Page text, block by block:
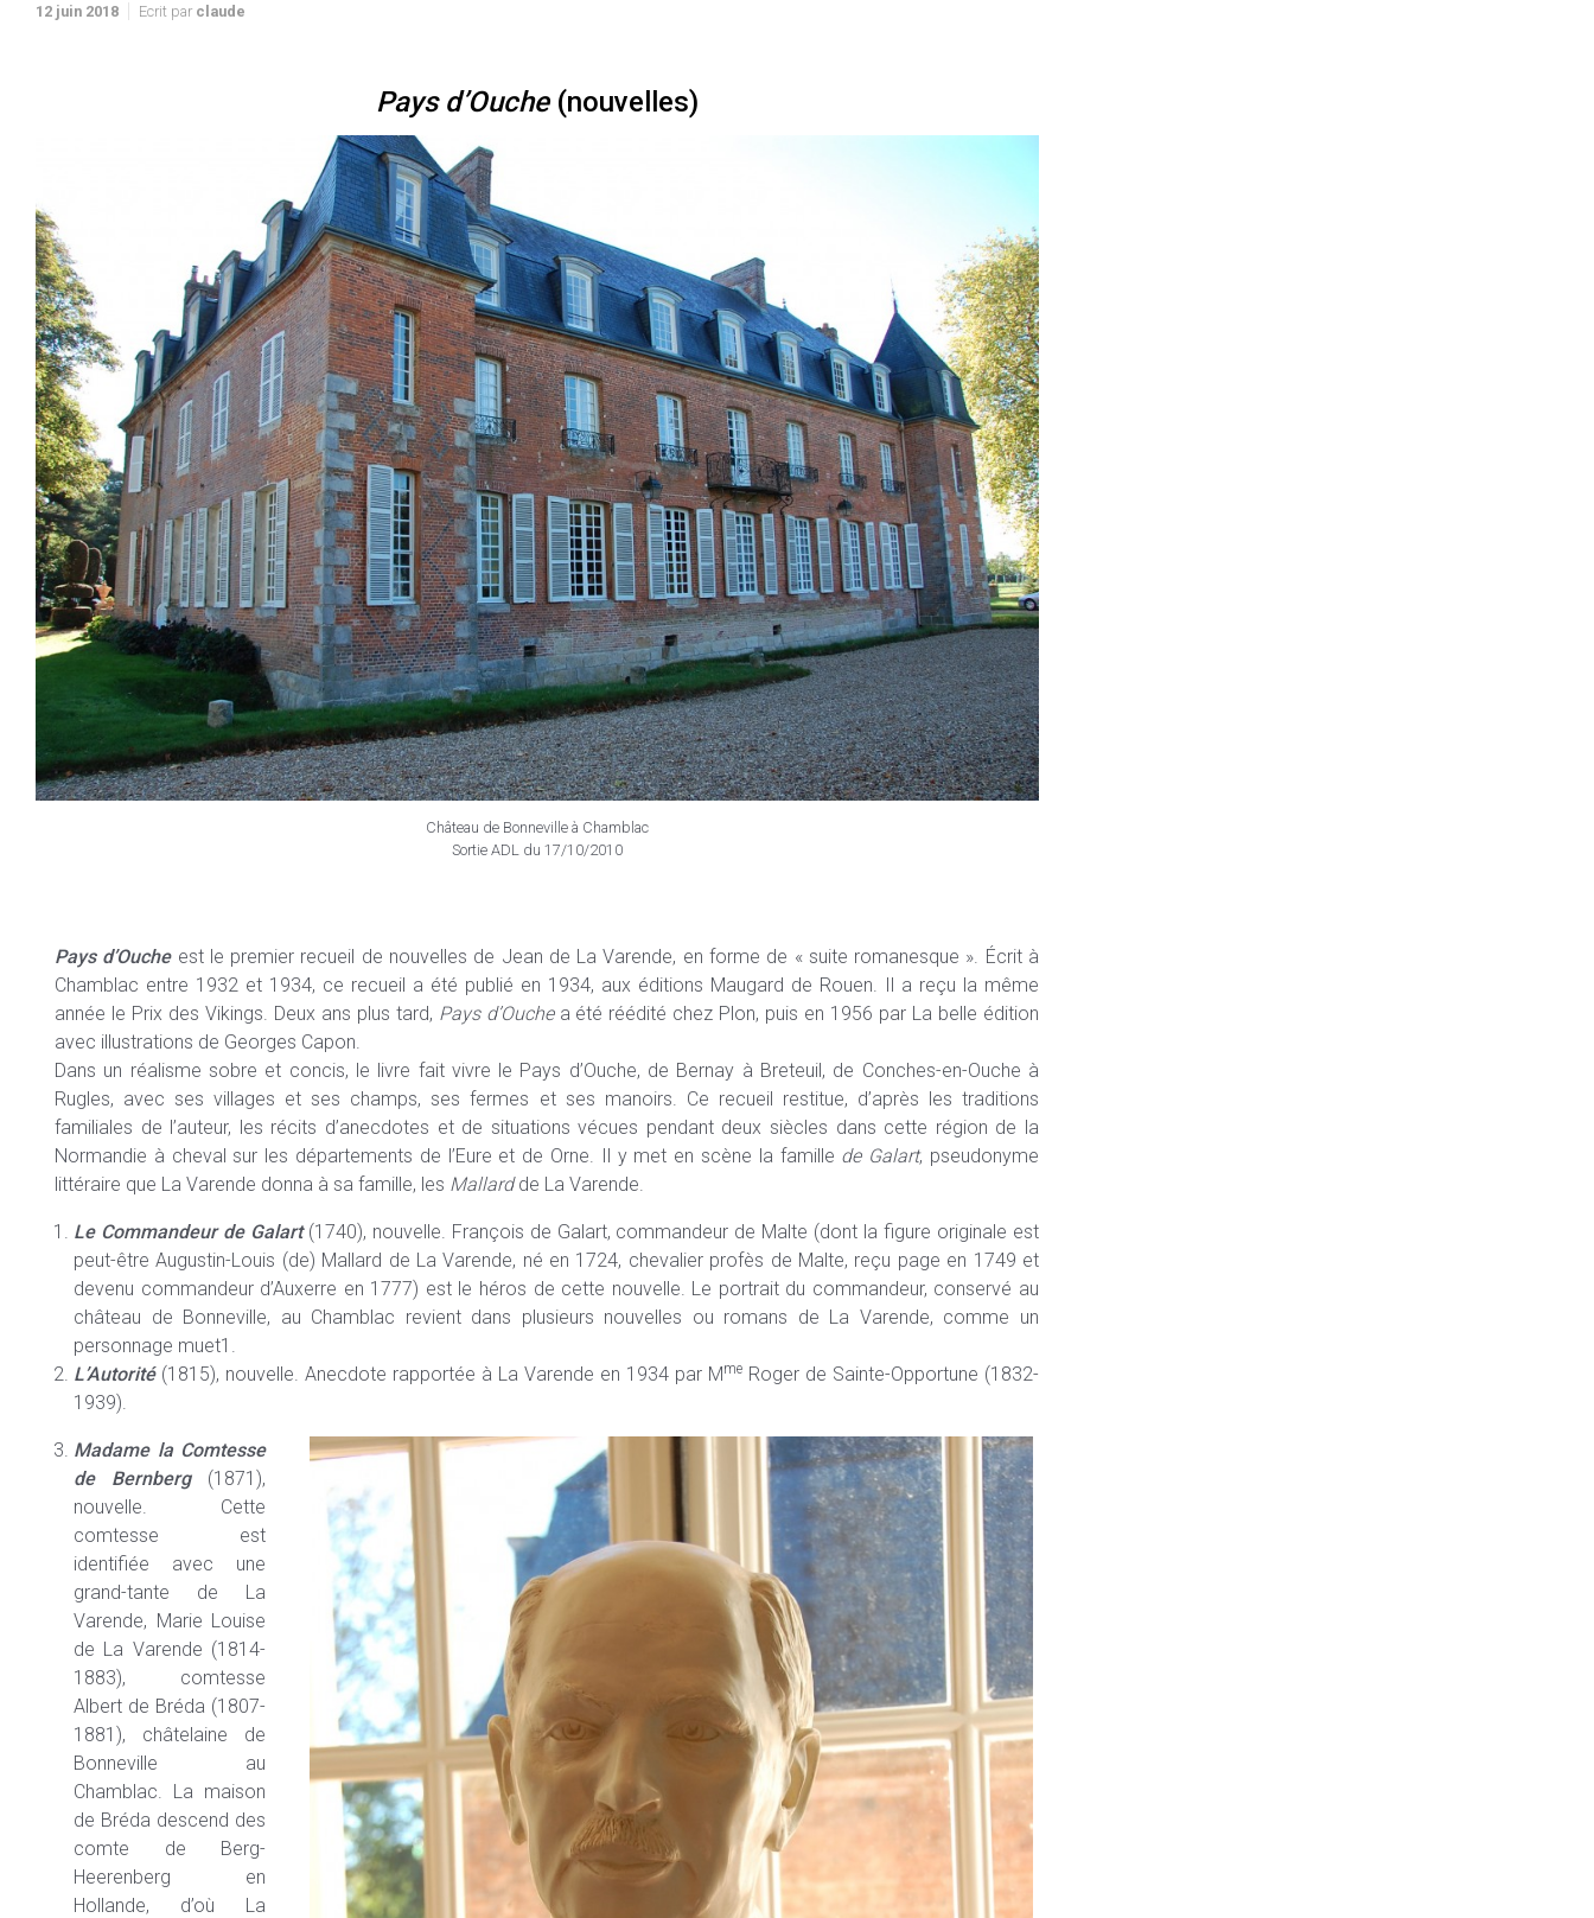
12 juin 2018 Ecrit par claude
Pays d’Ouche(nouvelles)
Château de Bonneville à Chamblac
Sortie ADL du 17/10/2010
Pays d’Oucheest le premier recueil de nouvelles de Jean de La Varende, en forme de « suite romanesque ». Écrit à
Chamblac entre 1932 et 1934, ce recueil a été publié en 1934, aux éditions Maugard de Rouen. Il a reçu la même
année le Prix des Vikings. Deux ans plus tard, Pays d’Ouchea été réédité chez Plon, puis en 1956 par La belle édition
avec illustrations de Georges Capon.
Dans un réalisme sobre et concis, le livre fait vivre le Pays d’Ouche, de Bernay à Breteuil, de Conches-en-Ouche à
Rugles, avec ses villages et ses champs, ses fermes et ses manoirs. Ce recueil restitue, d’après les traditions
familiales de l’auteur, les récits d’anecdotes et de situations vécues pendant deux siècles dans cette région de la
Normandie à cheval sur les départements de l’Eure et de Orne. Il y met en scène la famille de Galart, pseudonyme
littéraire que La Varende donna à sa famille, les Mallardde La Varende.
Le Commandeur de Galart(1740), nouvelle. François de Galart, commandeur de Malte (dont la figure originale est
peut-être Augustin-Louis (de) Mallard de La Varende, né en 1724, chevalier profès de Malte, reçu page en 1749 et
devenu commandeur d’Auxerre en 1777) est le héros de cette nouvelle. Le portrait du commandeur, conservé au
château de Bonneville, au Chamblac revient dans plusieurs nouvelles ou romans de La Varende, comme un
personnage muet1.
L’Autorité(1815), nouvelle. Anecdote rapportée à La Varende en 1934 par Mme Roger de Sainte-Opportune (1832-
1939).
Madame la Comtesse
de Bernberg(1871),
nouvelle. Cette
comtesse est
identifiée avec une
grand-tante de La
Varende, Marie Louise
de La Varende (1814-
1883), comtesse
Albert de Bréda (1807-
1881), châtelaine de
Bonneville au
Chamblac. La maison
de Bréda descend des
comte de Berg-
Heerenberg en
Hollande, d’où La